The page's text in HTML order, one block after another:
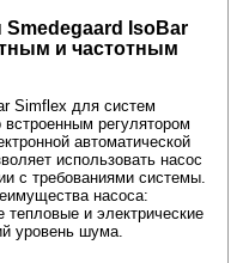
Smedegaard
IsoBar
и частотным
Simflex для систем
встроенным регулятором
автоматической
использовать насос
с требованиями системы.
насоса:
и электрические
уровень шума.